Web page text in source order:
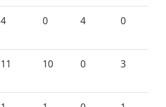
4 0 4 0
11 10 0 3